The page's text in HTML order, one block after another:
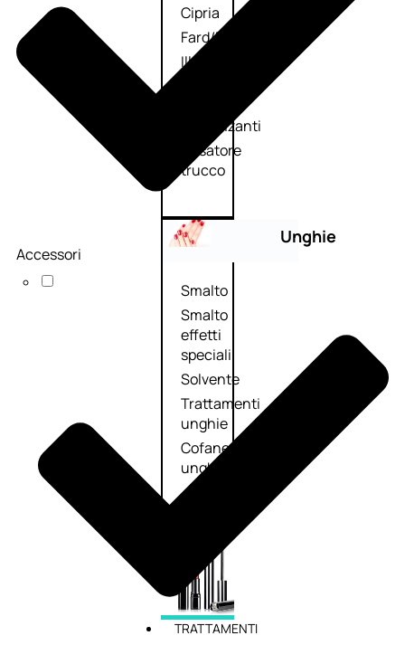
Cipria
Fard/Blush
Illuminante
abbronzanti
Fissatore
trucco
Unghie
Smalto
Smalto
effetti
speciali
Solvente
Trattamenti
unghie
Cofanetti
unghie
TRATTAMENTI
Accessori